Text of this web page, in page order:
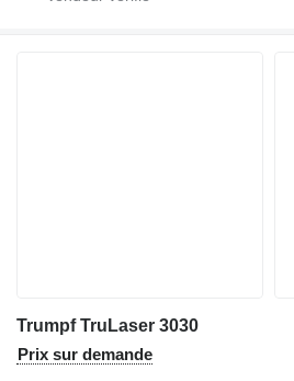
Trumpf TruLaser 3030
Prix sur demande